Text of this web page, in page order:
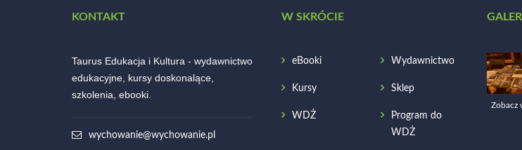
KONTAKT
Taurus Edukacja i Kultura - wydawnictwo
edukacyjne, kursy doskonalące,
szkolenia, ebooki.
wychowanie@wychowanie.pl
W SKRÓCIE
eBooki Wydawnictwo
Kursy Sklep
WDŻ
Program do
WDŻ
Zobacz